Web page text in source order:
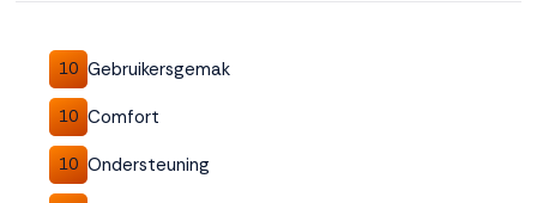
10 Gebruikersgemak
10 Comfort
10 Ondersteuning